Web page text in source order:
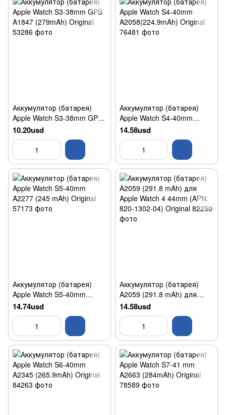
Аккумулятор (батарея)
Apple Watch S3-38mm GPS
A1847 (279mAh) Original
10.20usd
Аккумулятор (батарея)
Apple Watch S4-40mm
A2058(224.9mAh) Original
14.58usd
Аккумулятор (батарея)
Apple Watch S5-40mm
A2277 (245 mAh) Original
14.74usd
Аккумулятор (батарея)
A2059 (291.8 mAh) для
Apple Watch 4 44mm (APN:
820-1302-04) Original
14.58usd